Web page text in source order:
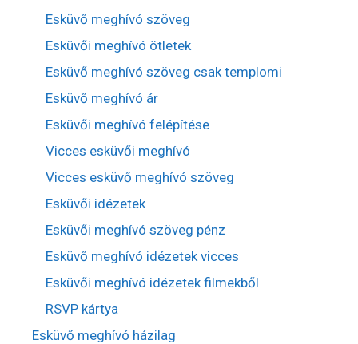
Esküvő meghívó szöveg
Esküvői meghívó ötletek
Esküvő meghívó szöveg csak templomi
Esküvő meghívó ár
Esküvői meghívó felépítése
Vicces esküvői meghívó
Vicces esküvő meghívó szöveg
Esküvői idézetek
Esküvői meghívó szöveg pénz
Esküvő meghívó idézetek vicces
Esküvői meghívó idézetek filmekből
RSVP kártya
Esküvő meghívó házilag